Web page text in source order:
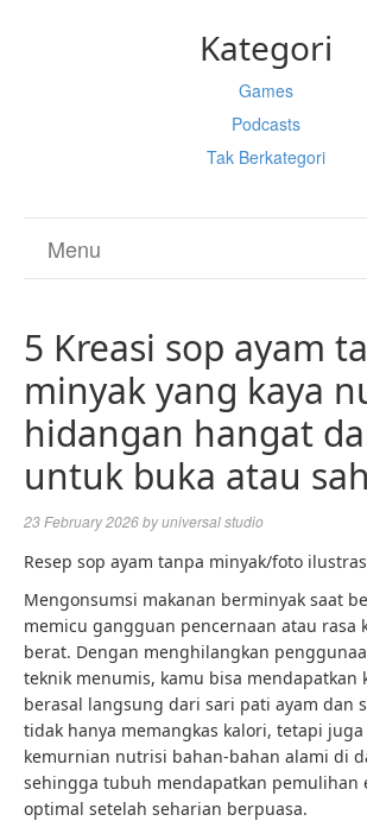
Kategori
Games
Podcasts
Tak Berkategori
Menu
5 Kreasi sop ayam
minyak yang kaya
hidangan hangat
untuk buka atau
23 February 2026byuniversal studio
Resep sop ayam tanpa minyak/foto
Mengonsumsi makanan berminyak saat
memicu gangguan pencernaan atau rasa
berat. Dengan menghilangkan
teknik menumis, kamu bisa mendapatkan
berasal langsung dari sari pati ayam dan
tidak hanya memangkas kalori, tetapi
kemurnian nutrisi bahan-bahan alami di
sehingga tubuh mendapatkan pemulihan
optimal setelah seharian berpuasa.